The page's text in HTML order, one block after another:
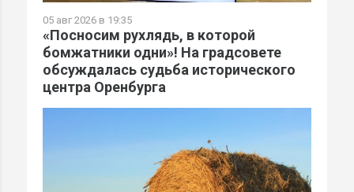
05 авг 2026 в 19:35
«Посносим рухлядь, в которой
бомжатники одни»! На градсовете
обсуждалась судьба исторического
центра Оренбурга